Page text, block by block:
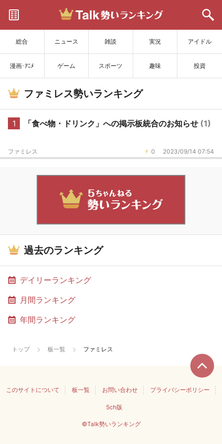
総合 ニュース 雑談 実況 アイドル
漫画･ｱﾆﾒ ゲーム スポーツ 趣味 投資
サイトを更新
ファミレス勢いランキング
1 「食べ物・ドリンク」への掲示板統合のお知らせ (1)
0 2023/09/14 07:54
ファミレス
過去のランキング
デイリーランキング
月間ランキング
年間ランキング
トップ 板一覧 ファミレス
このサイトについて 板一覧 お問い合わせ プライバシーポリシー
5ch版
©Talk勢いランキング